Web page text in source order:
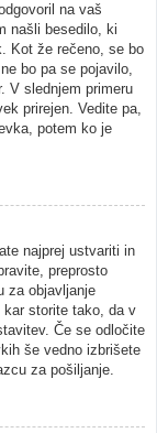
na vaš
našli besedilo, ki
Kot že rečeno, se bo
bo pa se pojavilo,
V slednjem primeru
prirejen. Vedite pa,
potem ko je
najprej ustvariti in
preprosto
za objavljanje
storite tako, da v
Če se odločite
še vedno izbrišete
za pošiljanje.